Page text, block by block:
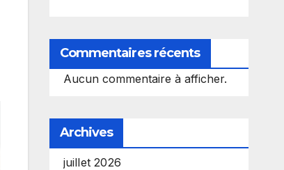
Commentaires récents
Aucun commentaire à afficher.
Archives
juillet 2026